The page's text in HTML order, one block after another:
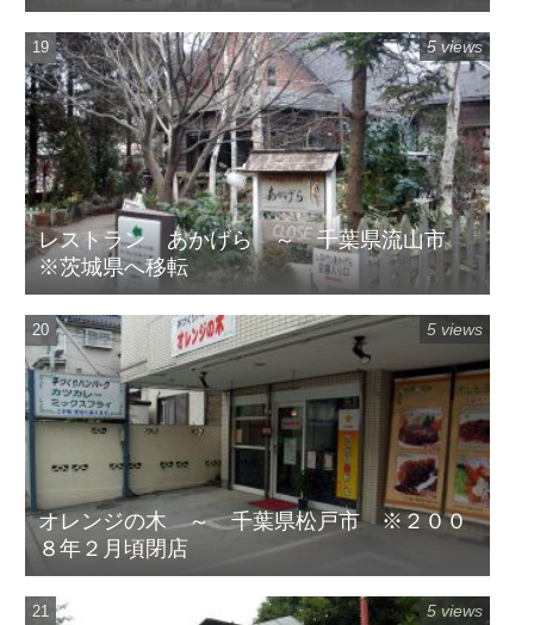
レストラン あかげら ～ 千葉県流山市
※茨城県へ移転
5 views
オレンジの木 ～ 千葉県松戸市 ※２００
８年２月頃閉店
5 views
5 views